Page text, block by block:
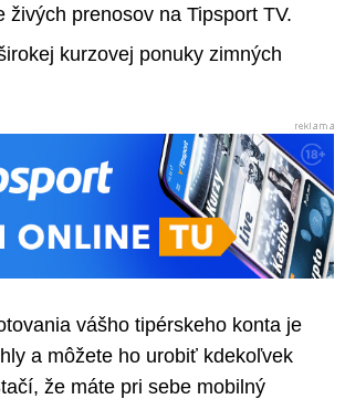
živých prenosov na Tipsport TV.
kurzovej ponuky zimných
vášho tipérskeho konta je
a môžete ho urobiť kdekoľvek
že máte pri sebe mobilný